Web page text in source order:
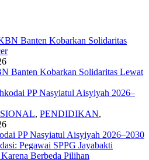
Banten Kobarkan Solidaritas Lewat
, PENDIDIKAN,
PP Nasyiatul Aisyiyah 2026–2030